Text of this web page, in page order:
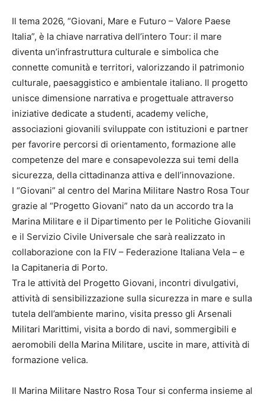
Il tema 2026, “Giovani, Mare e Futuro – Valore Paese
Italia”, è la chiave narrativa dell’intero Tour: il mare
diventa un’infrastruttura culturale e simbolica che
connette comunità e territori, valorizzando il patrimonio
culturale, paesaggistico e ambientale italiano. Il progetto
unisce dimensione narrativa e progettuale attraverso
iniziative dedicate a studenti, academy veliche,
associazioni giovanili sviluppate con istituzioni e partner
per favorire percorsi di orientamento, formazione alle
competenze del mare e consapevolezza sui temi della
sicurezza, della cittadinanza attiva e dell’innovazione.
I “Giovani” al centro del Marina Militare Nastro Rosa Tour
grazie al “Progetto Giovani” nato da un accordo tra la
Marina Militare e il Dipartimento per le Politiche Giovanili
e il Servizio Civile Universale che sarà realizzato in
collaborazione con la FIV – Federazione Italiana Vela – e
la Capitaneria di Porto.
Tra le attività del Progetto Giovani, incontri divulgativi,
attività di sensibilizzazione sulla sicurezza in mare e sulla
tutela dell’ambiente marino, visita presso gli Arsenali
Militari Marittimi, visita a bordo di navi, sommergibili e
aeromobili della Marina Militare, uscite in mare, attività di
formazione velica.
Il Marina Militare Nastro Rosa Tour si conferma insieme al